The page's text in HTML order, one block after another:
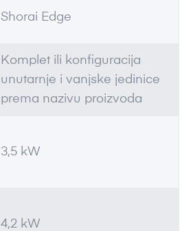
Shorai Edge
Komplet ili konfiguracija
unutarnje i vanjske jedinice
prema nazivu proizvoda
3,5 kW
4,2 kW